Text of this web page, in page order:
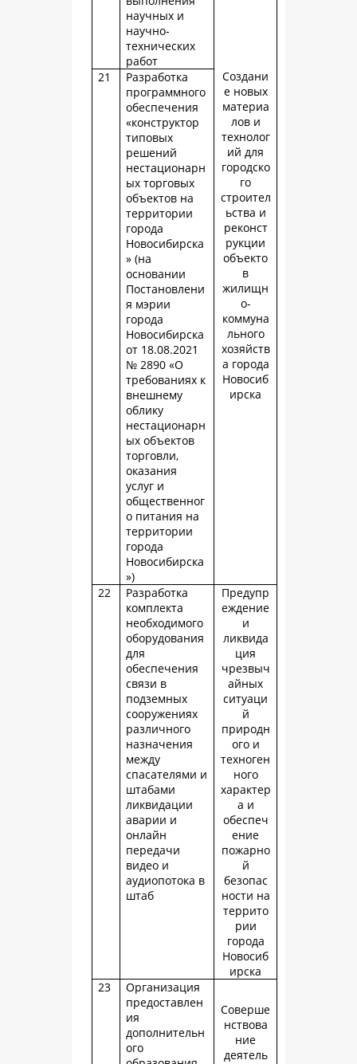
научных и
научно-
технических
работ
Создани
е новых
материа
лов и
технолог
ий для
городско
го
строител
ьства и
реконст
рукции
объекто
в
жилищн
о-
коммуна
льного
хозяйств
а города
Новосиб
ирска
21
Разработка
программного
обеспечения
«конструктор
типовых
решений
нестационарн
ых торговых
объектов на
территории
города
Новосибирска
» (на
основании
Постановлени
я мэрии
города
Новосибирска
от 18.08.2021
№ 2890 «О
требованиях к
внешнему
облику
нестационарн
ых объектов
торговли,
оказания
услуг и
общественног
о питания на
территории
города
Новосибирска
»)
22
Разработка
комплекта
необходимого
оборудования
для
обеспечения
связи в
подземных
сооружениях
различного
назначения
между
спасателями и
штабами
ликвидации
аварии и
онлайн
передачи
видео и
аудиопотока в
штаб
Предупр
еждение
и
ликвида
ция
чрезвыч
айных
ситуаци
й
природн
ого и
техноген
ного
характер
а и
обеспеч
ение
пожарно
й
безопас
ности на
террито
рии
города
Новосиб
ирска
23
Организация
предоставлен
ия
дополнительн
ого
Соверше
нствова
ние
деятель